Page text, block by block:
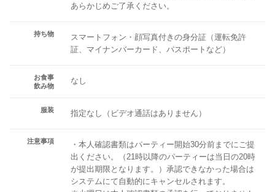
あらかじめご了承ください。
持ち物
スマートフォン・顔写真付きの身分証（運転免許
証、マイナンバーカード、パスポートなど）
お食事
飲み物
なし
服装 指定なし（ビデオ通話はありません）
注意事項
・本人確認書類はパーティー開始30分前までにご提
出ください。（21時以降のパーティーは当日の20時
が提出期限となります。）承認できなかった場合は
システムにて自動的にキャンセルされます。